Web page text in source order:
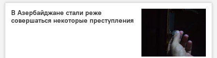
В Азербайджане стали реже
совершаться некоторые преступления